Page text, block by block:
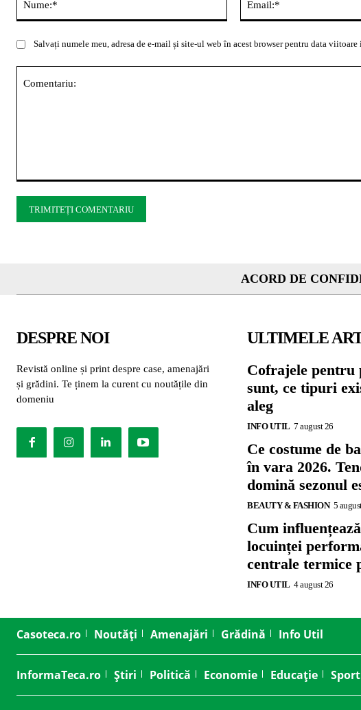
Salvați numele meu, adresa de e-mail și site-ul web în acest browser pentru data
ACORD DE
DESPRE NOI
Revistă online și print despre case, amenajări
și grădini. Te ținem la curent cu noutățile din
domeniu
ULTIMELE
Cofrajele pentru
sunt, ce tipuri
aleg
INFO UTIL 7 august 26
Ce costume de
în vara 2026.
domină sezonul
BEAUTY & FASHION 5
Cum
locuinței
centrale termice
INFO UTIL 4 august 26
Casoteca.ro Noutăți Amenajări Grădină Info Util
InformaTeca.ro Știri Politică Economie Educație Sport